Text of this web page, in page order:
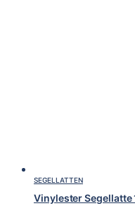
SEGELLATTEN
Vinylester Segellatte